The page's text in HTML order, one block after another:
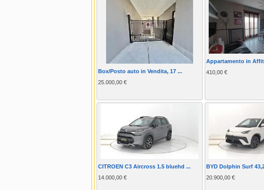
Box/Posto auto in Vendita, 17 ...
25.000,00 €
Appartamento in
410,00 €
CITROEN C3 Aircross 1.5 bluehd ...
14.000,00 €
BYD Dolphin Surf
20.900,00 €